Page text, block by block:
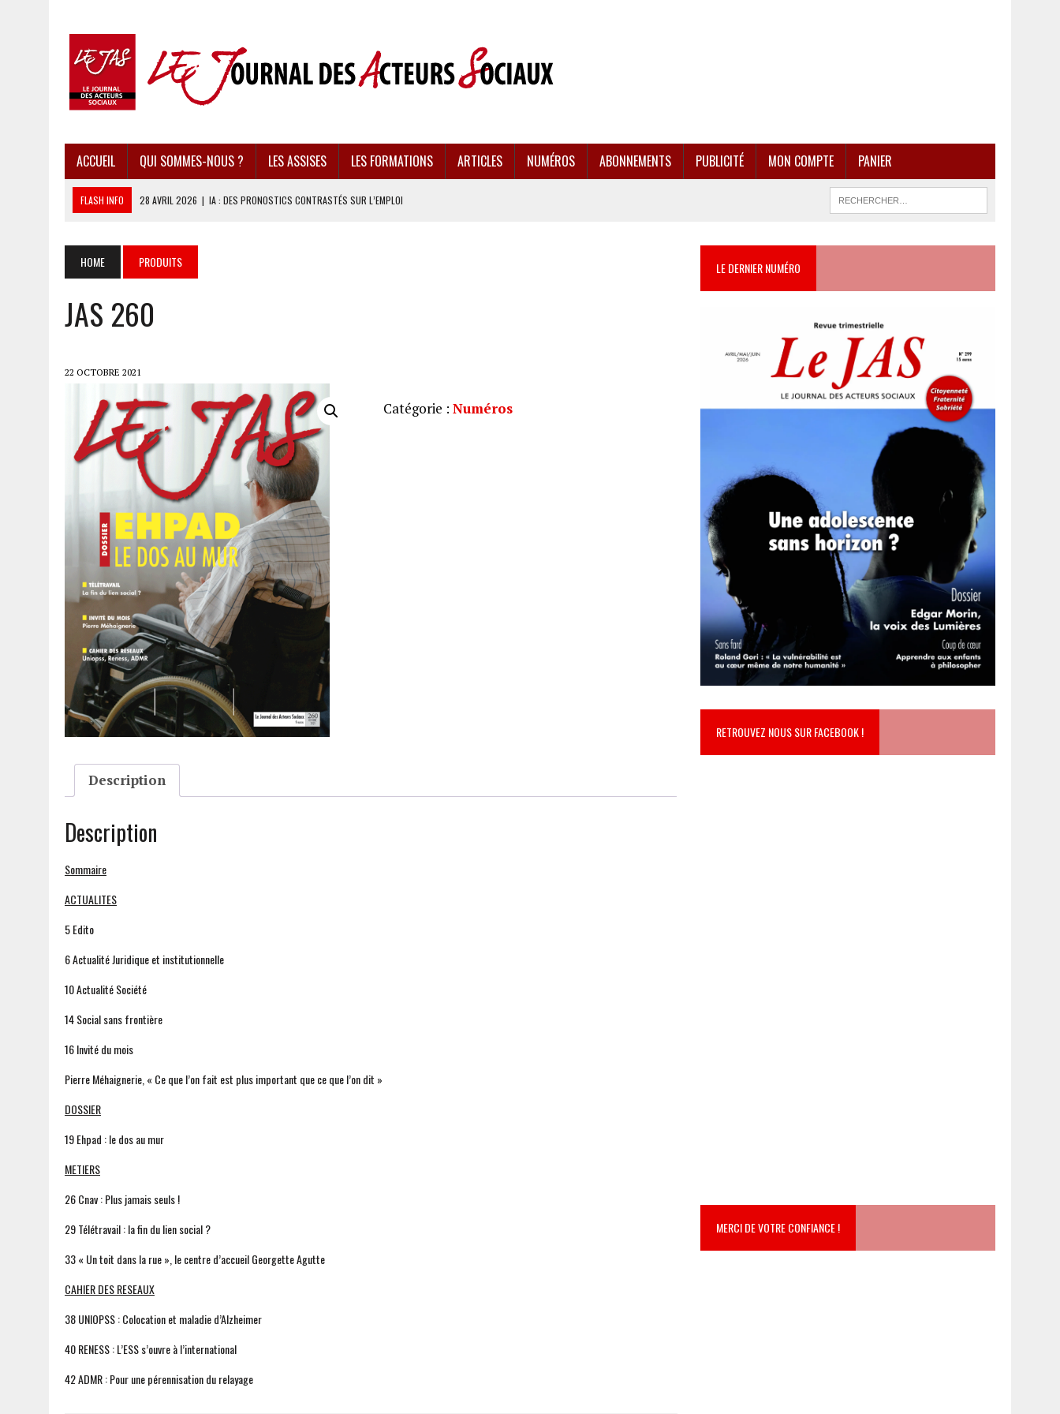
ACCUEIL QUI SOMMES-NOUS ? LES ASSISES LES FORMATIONS ARTICLES NUMÉROS ABONNEMENTS PUBLICITÉ MON COMPTE PANIER
FLASH INFO 28 AVRIL 2026 | IA : DES PRONOSTICS CONTRASTÉS SUR L’EMPLOI
28 AVRIL 2026 | PRESSE D’INFORMATION : UNE ÉCONOMIE DANGEREUSEMENT FRAGILISÉE
28 AVRIL 2026 | CARAÏBES : LES RÉCIFS CORALLIENS AU BORD DE L’EFFONDREMENT
HOME PRODUITS
JAS 260
22 OCTOBRE 2021
Catégorie : Numéros
Description
Description
Sommaire
ACTUALITES
5 Edito
6 Actualité Juridique et institutionnelle
10 Actualité Société
14 Social sans frontière
16 Invité du mois
Pierre Méhaignerie, « Ce que l’on fait est plus important que ce que l’on dit »
DOSSIER
19 Ehpad : le dos au mur
METIERS
26 Cnav : Plus jamais seuls !
29 Télétravail : la fin du lien social ?
33 « Un toit dans la rue », le centre d’accueil Georgette Agutte
CAHIER DES RESEAUX
38 UNIOPSS : Colocation et maladie d’Alzheimer
40 RENESS : L’ESS s’ouvre à l’international
42 ADMR : Pour une pérennisation du relayage
LE DERNIER NUMÉRO
RETROUVEZ NOUS SUR FACEBOOK !
MERCI DE VOTRE CONFIANCE !